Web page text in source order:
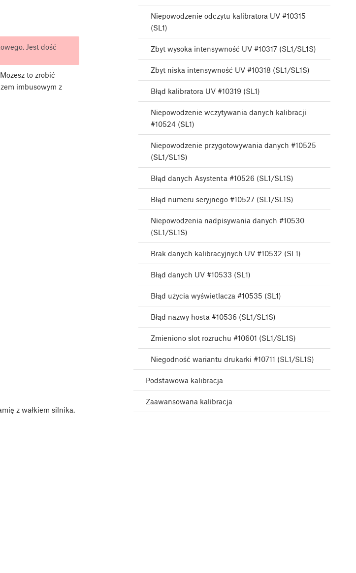
Jest dość
to zrobić
imbusowym z
z wałkiem silnika.
Niepowodzenie odczytu kalibratora UV #10315
(SL1)
Zbyt wysoka intensywność UV #10317 (SL1/SL1S)
Zbyt niska intensywność UV #10318 (SL1/SL1S)
Błąd kalibratora UV #10319 (SL1)
Niepowodzenie wczytywania danych kalibracji
#10524 (SL1)
Niepowodzenie przygotowywania danych #10525
(SL1/SL1S)
Błąd danych Asystenta #10526 (SL1/SL1S)
Błąd numeru seryjnego #10527 (SL1/SL1S)
Niepowodzenia nadpisywania danych #10530
(SL1/SL1S)
Brak danych kalibracyjnych UV #10532 (SL1)
Błąd danych UV #10533 (SL1)
Błąd użycia wyświetlacza #10535 (SL1)
Błąd nazwy hosta #10536 (SL1/SL1S)
Zmieniono slot rozruchu #10601 (SL1/SL1S)
Niegodność wariantu drukarki #10711 (SL1/SL1S)
Podstawowa kalibracja
Zaawansowana kalibracja